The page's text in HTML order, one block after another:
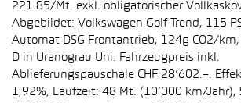
221.85/Mt. exkl. obligatorischer
Abgebildet: Volkswagen Golf Trend, 115
Automat DSG Frontantrieb, 124g CO2/
D in Uranograu Uni. Fahrzeugpreis inkl.
Ablieferungspauschale CHF 28’602.–.
1,92%, Laufzeit: 48 Mt. (10’000 km/Jahr),